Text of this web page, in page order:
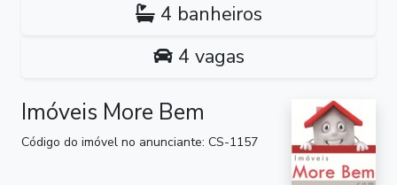
4 banheiros
4 vagas
Imóveis More Bem
Código do imóvel no anunciante: CS-1157